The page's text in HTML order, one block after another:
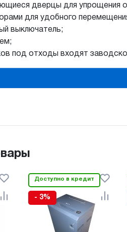
дверцы для упрощения
для удобного
выключатель;
под отходы входят
Доступно в кредит
- 3%